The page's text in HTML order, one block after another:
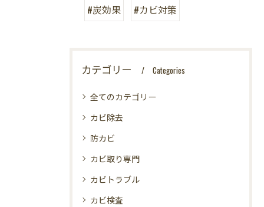
#炭効果 #カビ対策
カテゴリー Categories
全てのカテゴリー
カビ除去
防カビ
カビ取り専門
カビトラブル
カビ検査